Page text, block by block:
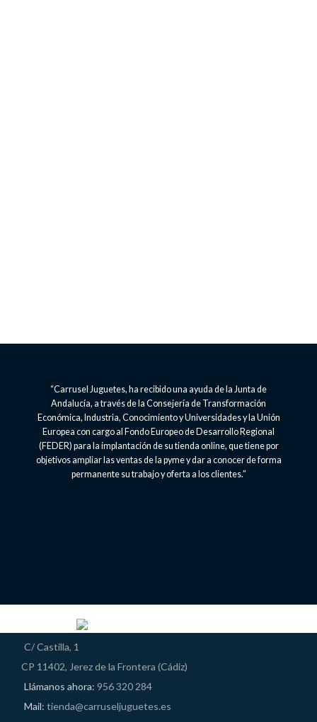
“Carrusel Juguetes, ha recibido una ayuda de la Junta de
Andalucía, a través de la Consejería de Transformación
Económica, Industria, Conocimiento y Universidades y la Unión
Europea con cargo al Fondo Europeo de Desarrollo Regional
(FEDER) para la implantación de su tienda online, que tiene por
objetivos ampliar las ventas de la pyme y dar a conocer de forma
permanente su trabajo y oferta a los clientes.”
C/ Castilla, 1
CP 11402, Jerez de la Frontera (Cádiz)
Llámanos ahora: 956 320 284
Mail: tienda@carruseljuguetes.es